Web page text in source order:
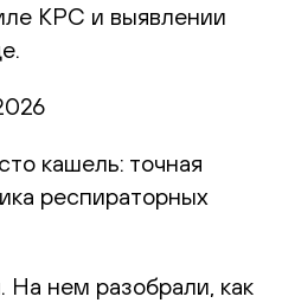
КРС и выявлении
кашель: точная
респираторных
На нем разобрали, как